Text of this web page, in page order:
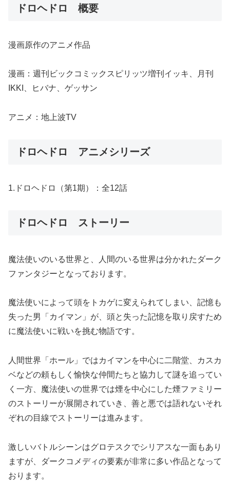
ドロヘドロ 概要
漫画原作のアニメ作品
漫画：週刊ビックコミックスピリッツ増刊イッキ、月刊
IKKI、ヒバナ、ゲッサン
アニメ：地上波TV
ドロヘドロ アニメシリーズ
1.ドロヘドロ（第1期）：全12話
ドロヘドロ ストーリー
魔法使いのいる世界と、人間のいる世界は分かれたダーク
ファンタジーとなっております。
魔法使いによって頭をトカゲに変えられてしまい、記憶も
失った男「カイマン」が、頭と失った記憶を取り戻すため
に魔法使いに戦いを挑む物語です。
人間世界「ホール」ではカイマンを中心に二階堂、カスカ
ベなどの頼もしく愉快な仲間たちと協力して謎を追ってい
く一方、魔法使いの世界では煙を中心にした煙ファミリー
のストーリーが展開されていき、善と悪では語れないそれ
ぞれの目線でストーリーは進みます。
激しいバトルシーンはグロテスクでシリアスな一面もあり
ますが、ダークコメディの要素が非常に多い作品となって
おります。